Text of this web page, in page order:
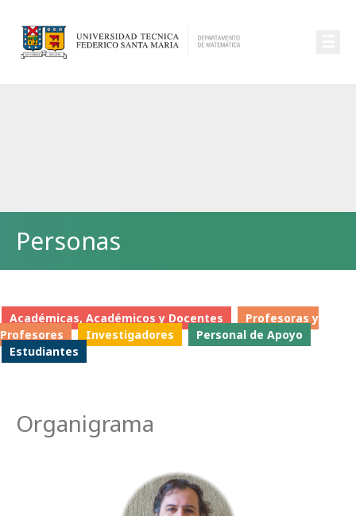
Personas
Académicas, Académicos y Docentes
Profesoras y
Profesores
Investigadores
Personal de Apoyo
Estudiantes
Organigrama